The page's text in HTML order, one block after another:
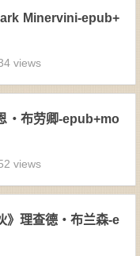
Minervini-epub+
views
・布劳卿-epub+mo
views
》理查德・布兰森-e